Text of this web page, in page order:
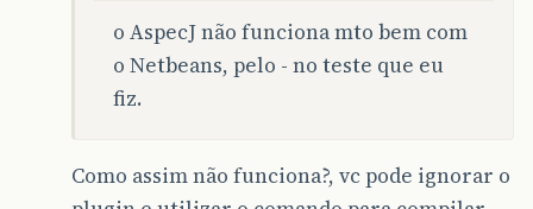
o AspecJ não funciona mto bem com
o Netbeans, pelo - no teste que eu
fiz.
Como assim não funciona?, vc pode ignorar o